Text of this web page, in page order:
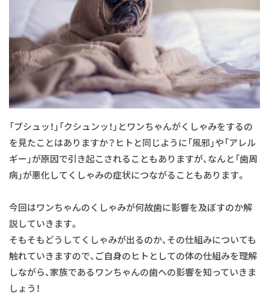
「ブシュッ！」「クシュンッ！」とワンちゃんがくしゃみをするの
を見たことはありますか？ヒトと同じように「風邪」や「アレル
ギー」が原因で引き起こされることもありますが、なんと「歯周
病」が悪化してくしゃみの症状につながることもあります。
今回はワンちゃんのくしゃみが何故歯に影響を及ぼすのか解
説していきます。
そもそもどうしてくしゃみが出るのか、その仕組みについても
触れていきますので、ご自身のヒトとしての体の仕組みを理解
しながら、家族であるワンちゃんの歯への影響を知っていきま
しょう！